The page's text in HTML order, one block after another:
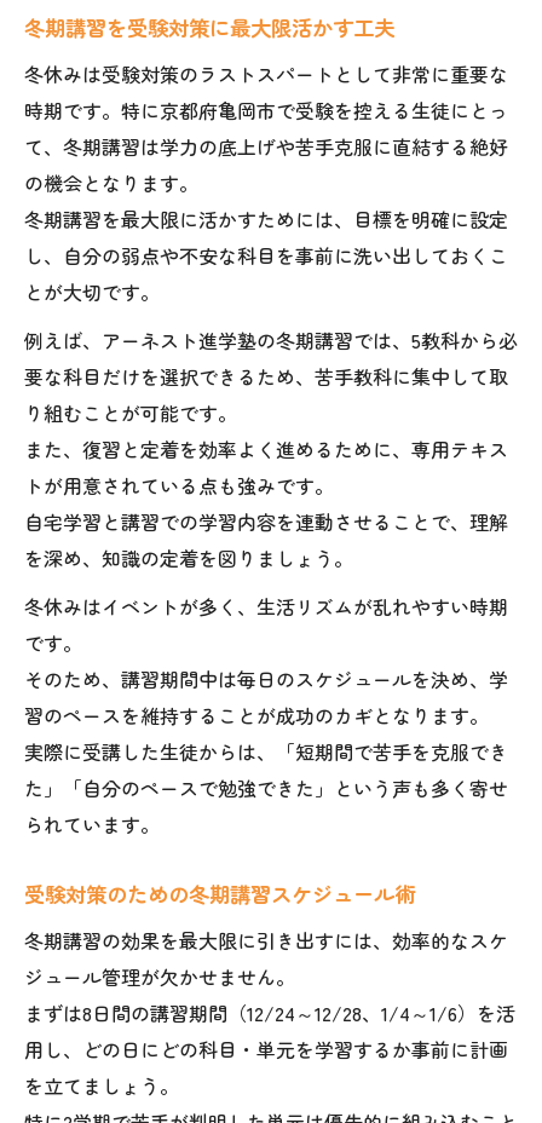
冬期講習を受験対策に最大限活かす工夫
冬休みは受験対策のラストスパートとして非常に重要な
時期です。特に京都府亀岡市で受験を控える生徒にとっ
て、冬期講習は学力の底上げや苦手克服に直結する絶好
の機会となります。
冬期講習を最大限に活かすためには、目標を明確に設定
し、自分の弱点や不安な科目を事前に洗い出しておくこ
とが大切です。
例えば、アーネスト進学塾の冬期講習では、5教科から必
要な科目だけを選択できるため、苦手教科に集中して取
り組むことが可能です。
また、復習と定着を効率よく進めるために、専用テキス
トが用意されている点も強みです。
自宅学習と講習での学習内容を連動させることで、理解
を深め、知識の定着を図りましょう。
冬休みはイベントが多く、生活リズムが乱れやすい時期
です。
そのため、講習期間中は毎日のスケジュールを決め、学
習のペースを維持することが成功のカギとなります。
実際に受講した生徒からは、「短期間で苦手を克服でき
た」「自分のペースで勉強できた」という声も多く寄せ
られています。
受験対策のための冬期講習スケジュール術
冬期講習の効果を最大限に引き出すには、効率的なスケ
ジュール管理が欠かせません。
まずは8日間の講習期間（12/24～12/28、1/4～1/6）を活
用し、どの日にどの科目・単元を学習するか事前に計画
を立てましょう。